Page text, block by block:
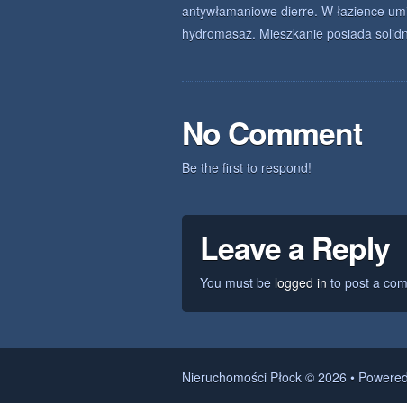
antywłamaniowe dierre. W łazience
hydromasaż. Mieszkanie posiada
No Comment
Be the first to respond!
Leave a Reply
You must be logged in to post a
Nieruchomości Płock © 2026 •